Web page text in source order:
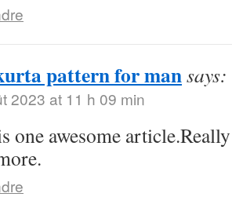
pattern for mansays:
2023 at 11 h 09 min
one awesome